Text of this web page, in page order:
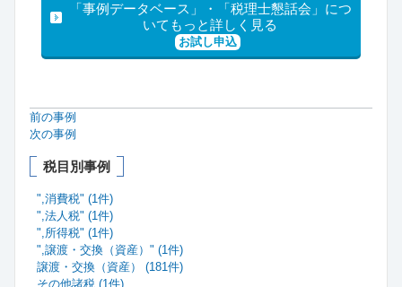
「事例データベース」・「税理士懇話会」につ
いてもっと詳しく見る
お試し申込
前の事例
次の事例
税目別事例
",消費税" (1件)
",法人税" (1件)
",所得税" (1件)
",譲渡・交換（資産）" (1件)
譲渡・交換（資産） (181件)
その他諸税 (1件)